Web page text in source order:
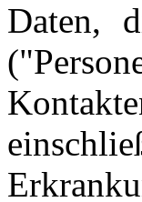
Daten,